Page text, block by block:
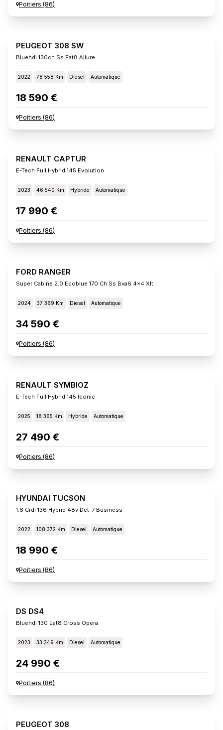
Poitiers (86)
PEUGEOT 308 SW
Bluehdi 130ch Ss Eat8 Allure
2022 78 558 Km Diesel Automatique
18 590 €
Poitiers (86)
RENAULT CAPTUR
E-Tech Full Hybrid 145 Evolution
2023 46 540 Km Hybride Automatique
17 990 €
Poitiers (86)
FORD RANGER
Super Cabine 2.0 Ecoblue 170 Ch Ss Bva6 4x4 Xlt
2024 37 369 Km Diesel Automatique
34 590 €
Poitiers (86)
RENAULT SYMBIOZ
E-Tech Full Hybrid 145 Iconic
2025 18 365 Km Hybride Automatique
27 490 €
Poitiers (86)
HYUNDAI TUCSON
1.6 Crdi 136 Hybrid 48v Dct-7 Business
2022 108 372 Km Diesel Automatique
18 990 €
Poitiers (86)
DS DS4
Bluehdi 130 Eat8 Cross Opera
2023 33 349 Km Diesel Automatique
24 990 €
Poitiers (86)
PEUGEOT 308